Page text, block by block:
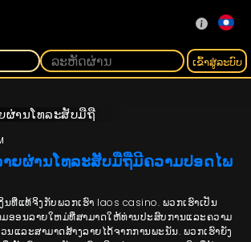
ເຂົ້າ​ສູ່​ລະ​ບົບ
ຜ່ານໂທລະສັບມືຖື
ຍຜ່ານໂທລະສັບມືຖືມີຄວາມປອດໄພ
ນທີ່ແທ້ຈິງກັບພວກເຮົາ laos casino. ພວກເຮົາເປັນ
ອອນລາຍໃຫມ່ທີ່ສາມາດໃຫ້ທ່ານປະສົບການແລະຄວາມ
ນແລະສາມາດສ້າງລາຍໄດ້ຈາກການພະນັນ. ພວກເຮົາຍັງ